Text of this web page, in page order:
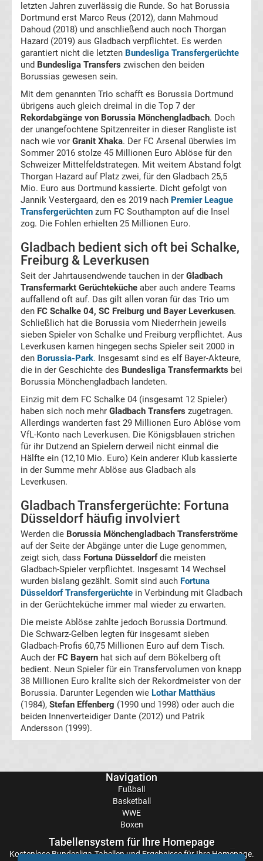
Conference
League
Erg.
Conference
League
Tabelle
Formel
1
Rennkalender
Transfergerüchte
WWE
News
Boxen
DAZN
Programm
Infos
Telekom
Eishockey
live
im
TV
Tabellen
Ergebnisse
International:
La
letzten Jahren zuverlässig die Runde. So hat Borussia
Dortmund erst Marco Reus (2012), dann Mahmoud
Dahoud (2018) und anschließend auch noch Thorgan
Hazard (2019) aus Gladbach verpflichtet. Es werden
garantiert nicht die letzten Bundesliga Transfergerüchte
und Bundesliga Transfers zwischen den beiden
Borussias gewesen sein.
Mit dem genannten Trio schafft es Borussia Dortmund
übrigens auch gleich dreimal in die Top 7 der
Rekordabgänge von Borussia Mönchengladbach. Doch
der unangefochtene Spitzenreiter in dieser Rangliste ist
nach wie vor Granit Xhaka. Der FC Arsenal überwies im
Sommer 2016 stolze 45 Millionen Euro Ablöse für den
Schweizer Mittelfeldstrategen. Mit weitem Abstand folgt
Thorgan Hazard auf Platz zwei, für den Gladbach 25,5
Mio. Euro aus Dortmund kassierte. Dicht gefolgt von
Jannik Vestergaard, den es 2019 nach Premier League
Transfergerüchten zum FC Southampton auf die Insel
zog. Die Fohlen erhielten 25 Millionen Euro.
Gladbach bedient sich oft bei Schalke,
Freiburg & Leverkusen
Seit der Jahrtausendwende tauchen in der Gladbach
Transfermarkt Gerüchteküche aber auch andere Teams
auffallend oft auf. Das gilt allen voran für das Trio um
den FC Schalke 04, SC Freiburg und Bayer Leverkusen.
Schließlich hat die Borussia vom Niederrhein jeweils
sieben Spieler von Schalke und Freiburg verpflichtet. Aus
Leverkusen kamen hingegen sechs Spieler seit 2000 in
den Borussia-Park. Insgesamt sind es elf Bayer-Akteure,
die in der Geschichte des Bundesliga Transfermarkts bei
Borussia Mönchengladbach landeten.
Einzig mit dem FC Schalke 04 (insgesamt 12 Spieler)
haben sich noch mehr Gladbach Transfers zugetragen.
Allerdings wanderten fast 29 Millionen Euro Ablöse vom
VfL-Konto nach Leverkusen. Die Königsblauen strichen
für ihr Dutzend an Spielern derweil nicht einmal die
Hälfte ein (12,10 Mio. Euro) Kein anderer Klub kassierte
in der Summe mehr Ablöse aus Gladbach als
Leverkusen.
Gladbach Transfergerüchte: Fortuna
Düsseldorf häufig involviert
Werden die Borussia Mönchengladbach Transferströme
auf der Seite der Abgänge unter die Luge genommen,
zeigt sich, dass Fortuna Düsseldorfdie meisten
Gladbach-Spieler verpflichtet. Insgesamt 14 Wechsel
wurden bislang gezählt. Somit sind auch Fortuna
Düsseldorf Transfergerüchte in Verbindung mit Gladbach
in der Gerüchteküche immer mal wieder zu erwarten.
Die meiste Ablöse zahlte jedoch Borussia Dortmund.
Die Schwarz-Gelben legten für insgesamt sieben
Gladbach-Profis 60,75 Millionen Euro auf dem Tisch.
Auch der FC Bayern hat sich auf dem Bökelberg oft
bedient. Neun Spieler für ein Transfervolumen von knapp
38 Millionen Euro krallte sich der Rekordmeister von der
Borussia. Darunter Legenden wie Lothar Matthäus
(1984), Stefan Effenberg (1990 und 1998) oder auch die
beiden Innenverteidiger Dante (2012) und Patrik
Andersson (1999).
Navigation
Fußball
Basketball
WWE
Boxen
Tabellensystem für Ihre Homepage
KostenloseBundesliga-Tabellenund Ergebnisse für Ihre Homepage.